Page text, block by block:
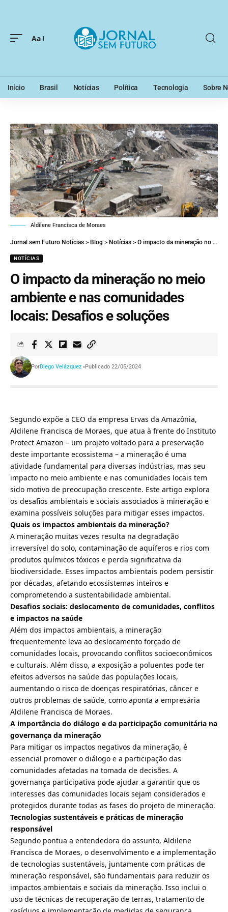
Aa
Início Brasil Notícias Política Tecnologia Sobre
Aldilene Francisca de Moraes
Jornal sem Futuro Notícias > Blog > Notícias > O impacto da mineração no meio ambiente e nas comunidades locais: Desafios e soluções
NOTÍCIAS
O impacto da mineração no meio
ambiente e nas comunidades
locais: Desafios e soluções
PorDiego Velázquez Publicado 22/05/2024
Segundo expõe a CEO da empresa Ervas da Amazônia,
Aldilene Francisca de Moraes, que atua à frente do Instituto
Protect Amazon – um projeto voltado para a preservação
deste importante ecossistema – a mineração é uma
atividade fundamental para diversas indústrias, mas seu
impacto no meio ambiente e nas comunidades locais tem
sido motivo de preocupação crescente. Este artigo explora
os desafios ambientais e sociais associados à mineração e
examina possíveis soluções para mitigar esses impactos.
Quais os impactos ambientais da mineração?
A mineração muitas vezes resulta na degradação
irreversível do solo, contaminação de aquíferos e rios com
produtos químicos tóxicos e perda significativa da
biodiversidade. Esses impactos ambientais podem persistir
por décadas, afetando ecossistemas inteiros e
comprometendo a sustentabilidade ambiental.
Desafios sociais: deslocamento de comunidades, conflitos
e impactos na saúde
Além dos impactos ambientais, a mineração
frequentemente leva ao deslocamento forçado de
comunidades locais, provocando conflitos socioeconômicos
e culturais. Além disso, a exposição a poluentes pode ter
efeitos adversos na saúde das populações locais,
aumentando o risco de doenças respiratórias, câncer e
outros problemas de saúde, como aponta a empresária
Aldilene Francisca de Moraes.
A importância do diálogo e da participação comunitária na
governança da mineração
Para mitigar os impactos negativos da mineração, é
essencial promover o diálogo e a participação das
comunidades afetadas na tomada de decisões. A
governança participativa pode ajudar a garantir que os
interesses das comunidades locais sejam considerados e
protegidos durante todas as fases do projeto de mineração.
Tecnologias sustentáveis e práticas de mineração
responsável
Segundo pontua a entendedora do assunto, Aldilene
Francisca de Moraes, o desenvolvimento e a implementação
de tecnologias sustentáveis, juntamente com práticas de
mineração responsável, são fundamentais para reduzir os
impactos ambientais e sociais da mineração. Isso inclui o
uso de técnicas de recuperação de terras, tratamento de